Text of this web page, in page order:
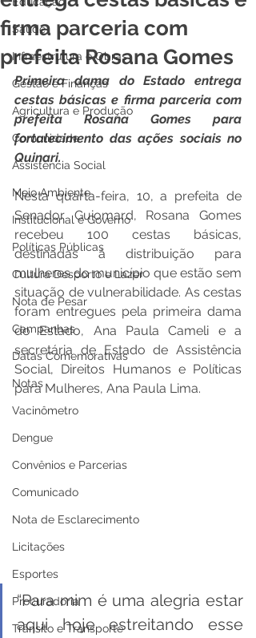
Saúde
Infraestrutura e Obras
Gestão e Finanças
Agricultura e Produção
Comunidade
Assistência Social
Meio Ambiente
Institucional e Governo
Políticas Públicas
Cultura Desporto e Lazer
Nota de Pesar
Campanhas
Datas Comemorativas
Notas
Vacinômetro
Dengue
Convênios e Parcerias
Comunicado
Nota de Esclarecimento
Licitações
Esportes
Procuradoria
Trânsito e Transporte
firma parceria com
prefeita Rosana Gomes
Primeira dama do Estado entrega
cestas básicas e firma parceria com
prefeita Rosana Gomes para
fortalecimento das ações sociais no
Quinari.
Nesta quarta-feira, 10, a prefeita de
Senador Guiomard, Rosana Gomes
recebeu 100 cestas básicas,
destinadas à distribuição para
mulheres do município que estão sem
situação de vulnerabilidade. As cestas
foram entregues pela primeira dama
do Estado, Ana Paula Cameli e a
secretária de Estado de Assistência
Social, Direitos Humanos e Políticas
para Mulheres, Ana Paula Lima.
“Para mim é uma alegria estar
aqui hoje estreitando esse